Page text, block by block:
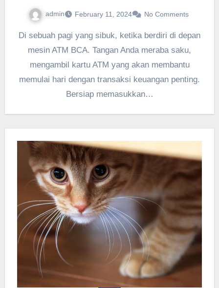
admin February 11, 2024 No Comments
Di sebuah pagi yang sibuk, ketika berdiri di depan
mesin ATM BCA. Tangan Anda meraba saku,
mengambil kartu ATM yang akan membantu
memulai hari dengan transaksi keuangan penting.
Bersiap memasukkan…